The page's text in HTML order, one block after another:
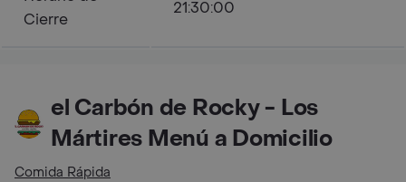
Cierre
21:30:00
el Carbón de Rocky - Los
Mártires Menú a Domicilio
Comida Rápida